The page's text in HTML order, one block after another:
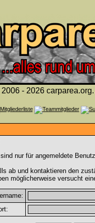
- 2026
nur für angemeldete
ab und kontaktieren den
möglicherweise versucht